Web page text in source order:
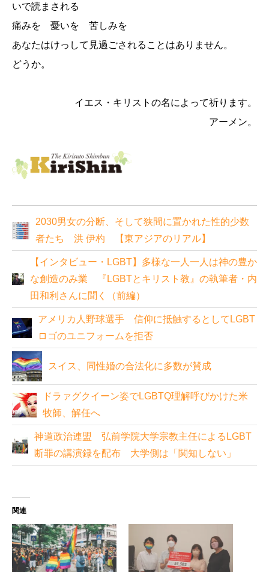
いで読まされる
痛みを 憂いを 苦しみを
あなたはけっして見過ごされることはありません。
どうか。
イエス・キリストの名によって祈ります。
アーメン。
2030男女の分断、そして狭間に置かれた性的少数
者たち 洪 伊杓 【東アジアのリアル】
【インタビュー・LGBT】多様な一人一人は神の豊か
な創造のみ業 『LGBTとキリスト教』の執筆者・内
田和利さんに聞く（前編）
アメリカ人野球選手 信仰に抵触するとしてLGBT
ロゴのユニフォームを拒否
スイス、同性婚の合法化に多数が賛成
ドラァグクイーン姿でLGBTQ理解呼びかけた米
牧師、解任へ
神道政治連盟 弘前学院大学宗教主任によるLGBT
断罪の講演録を配布 大学側は「関知しない」
関連